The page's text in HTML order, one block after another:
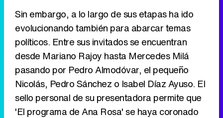
Sin embargo, a lo largo de sus etapas ha ido
evolucionando también para abarcar temas
políticos. Entre sus invitados se encuentran
desde Mariano Rajoy hasta Mercedes Milá
pasando por Pedro Almodóvar, el pequeño
Nicolás, Pedro Sánchez o Isabel Díaz Ayuso. El
sello personal de su presentadora permite que
'El programa de Ana Rosa' se haya coronado